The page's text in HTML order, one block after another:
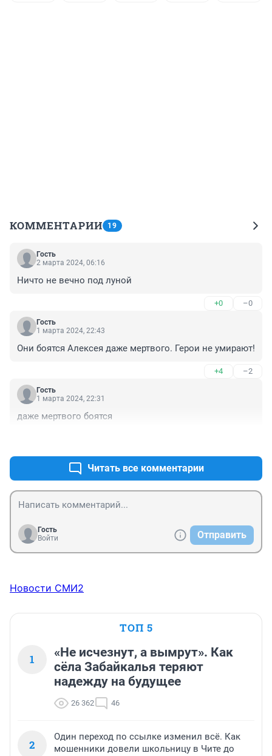
КОММЕНТАРИИ 19
Гость
2 марта 2024, 06:16
Ничто не вечно под луной
+0 –0
Гость
1 марта 2024, 22:43
Они боятся Алексея даже мертвого. Герои не умирают!
+4 –2
Гость
1 марта 2024, 22:31
даже мертвого боятся
Читать все комментарии
Гость
Войти
Отправить
Новости СМИ2
ТОП 5
1
«Не исчезнут, а вымрут». Как
сёла Забайкалья теряют
надежду на будущее
26 362 46
2
Один переход по ссылке изменил всё. Как
мошенники довели школьницу в Чите до